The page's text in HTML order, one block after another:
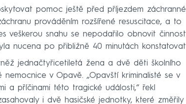
pomoc ještě před příjezdem záchranné
prováděním rozšířené resuscitace, a to
veškerou snahu se nepodařilo obnovit činnost
nucena po přibližně 40 minutách konstatovat
jednačtyřicetiletá žena a dvě děti školního
v Opavě. „Opavští kriminalisté se v
a příčinami této tragické události,“ řekl
i dvě hasičské jednotky, které změřily